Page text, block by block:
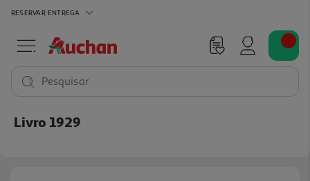
RESERVAR ENTREGA
Pesquisar
Livro 1929